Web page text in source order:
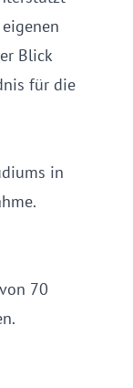
Blick
für die
in
70